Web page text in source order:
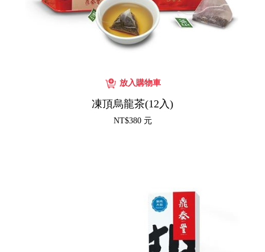
凍頂烏龍茶(12入)
NT$380 元